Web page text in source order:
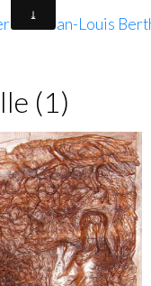
de Jean-Louis
(1)